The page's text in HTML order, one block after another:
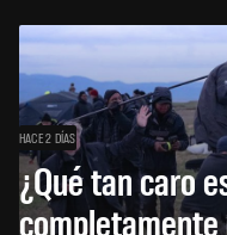
HACE 2 DÍAS
¿Qué tan caro